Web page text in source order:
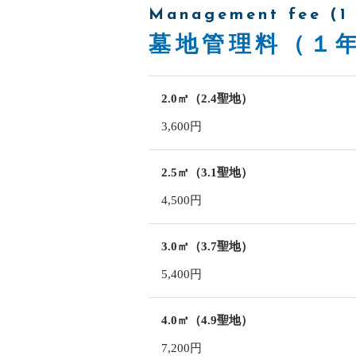
Management fee (1
墓地管理料（１
2.0㎡（2.4聖地）
3,600円
2.5㎡（3.1聖地）
4,500円
3.0㎡（3.7聖地）
5,400円
4.0㎡（4.9聖地）
7,200円